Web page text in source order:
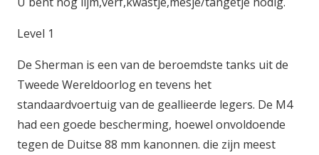
Level 1
De Sherman is een van de beroemdste tanks uit de
Tweede Wereldoorlog en tevens het
standaardvoertuig van de geallieerde legers. De M4
had een goede bescherming, hoewel onvoldoende
tegen de Duitse 88 mm kanonnen. die zijn meest